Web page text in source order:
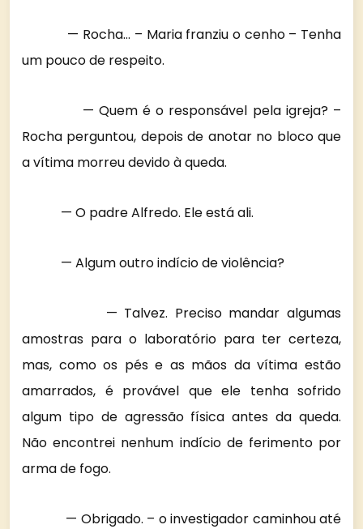
— Rocha… – Maria franziu o cenho – Tenha
um pouco de respeito.
— Quem é o responsável pela igreja? –
Rocha perguntou, depois de anotar no bloco que
a vítima morreu devido à queda.
— O padre Alfredo. Ele está ali.
— Algum outro indício de violência?
— Talvez. Preciso mandar algumas
amostras para o laboratório para ter certeza,
mas, como os pés e as mãos da vítima estão
amarrados, é provável que ele tenha sofrido
algum tipo de agressão física antes da queda.
Não encontrei nenhum indício de ferimento por
arma de fogo.
— Obrigado. – o investigador caminhou até